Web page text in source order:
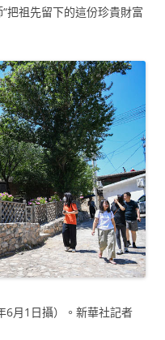
把祖先留下的這份珍貴財富
6月1日攝）。新華社記者